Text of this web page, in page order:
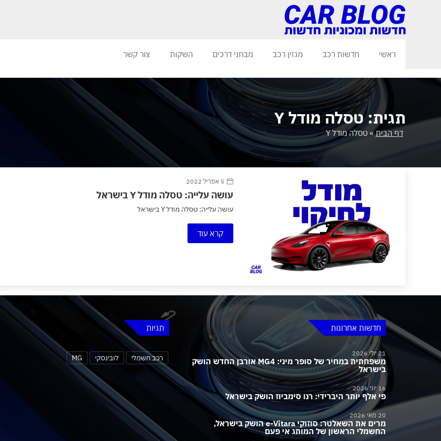
ראשי חדשות רכב מגזין רכב מבחני דרכים השקות צור קשר
תגית: טסלה מודל Y
דף הבית» טסלה מודל Y
5 אפריל 2022
עושה עלייה: טסלה מודל Y בישראל
עושה עלייה: טסלה מודל Y בישראל
קרא עוד
חדשות אחרונות
21 יולי 2026
משפחתית במחיר של סופר מיני: MG4 אורבן החדש הושק
בישראל
16 יוני 2026
פי אלף יותר היברידי: רנו סימביוז הושק בישראל
20 מאי 2026
מרים את השאלטר: סוזוקי e-Vitara הושק בישראל,
החשמלי הראשון של המותג אי פעם
תגיות
רכב חשמלי לובינסקי MG